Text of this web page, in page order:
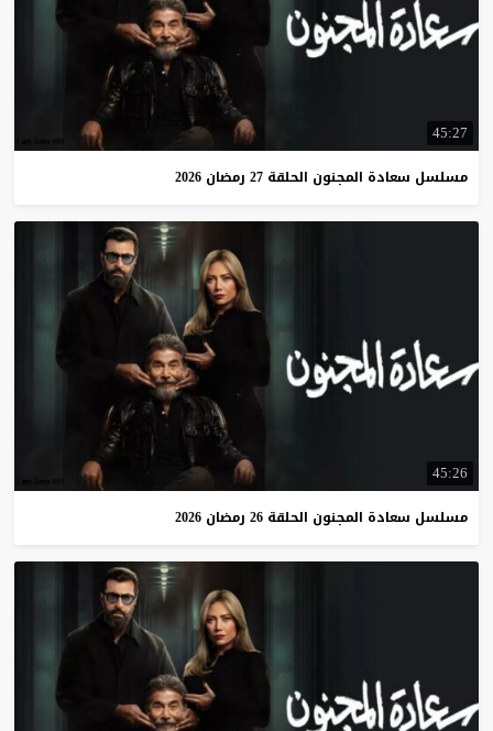
45:27
مسلسل سعادة المجنون الحلقة 27 رمضان 2026
45:26
مسلسل سعادة المجنون الحلقة 26 رمضان 2026